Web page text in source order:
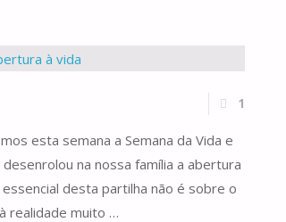
1
esta semana a Semana da Vida e
na nossa família a abertura
desta partilha não é sobre o
realidade muito …